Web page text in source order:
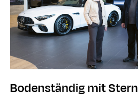
Bodenständig mit Stern